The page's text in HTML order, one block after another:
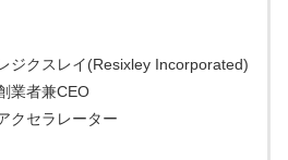
ジクスレイ(Resixley Incorporated)
業者兼CEO
クセラレーター